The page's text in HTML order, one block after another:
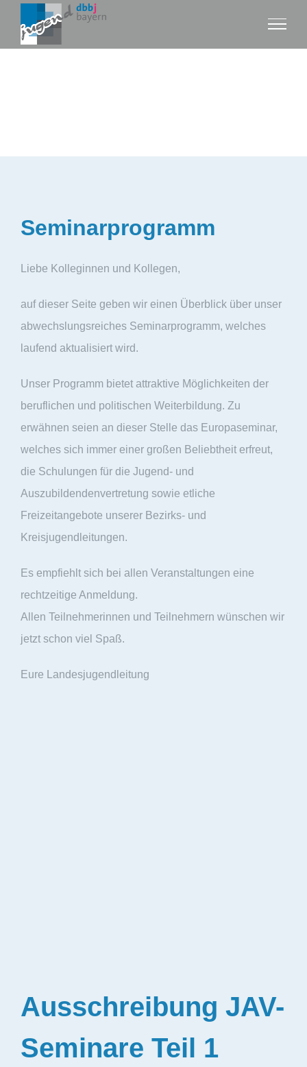
Inhalt
Seminarprogramm
Liebe Kolleginnen und Kollegen,
auf dieser Seite geben wir einen Überblick über unser
abwechslungsreiches Seminarprogramm, welches
laufend aktualisiert wird.
Unser Programm bietet attraktive Möglichkeiten der
beruflichen und politischen Weiterbildung. Zu
erwähnen seien an dieser Stelle das Europaseminar,
welches sich immer einer großen Beliebtheit erfreut,
die Schulungen für die Jugend- und
Auszubildendenvertretung sowie etliche
Freizeitangebote unserer Bezirks- und
Kreisjugendleitungen.
Es empfiehlt sich bei allen Veranstaltungen eine
rechtzeitige Anmeldung.
Allen Teilnehmerinnen und Teilnehmern wünschen wir
jetzt schon viel Spaß.
Eure Landesjugendleitung
Ausschreibung JAV-
Seminare Teil 1